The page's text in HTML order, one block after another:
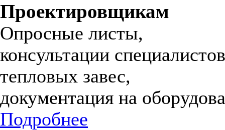
Проектировщикам
Опросные листы,
консультации
тепловых завес,
документация на
Подробнее